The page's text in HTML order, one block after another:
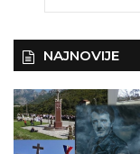
NAJNOVIJE